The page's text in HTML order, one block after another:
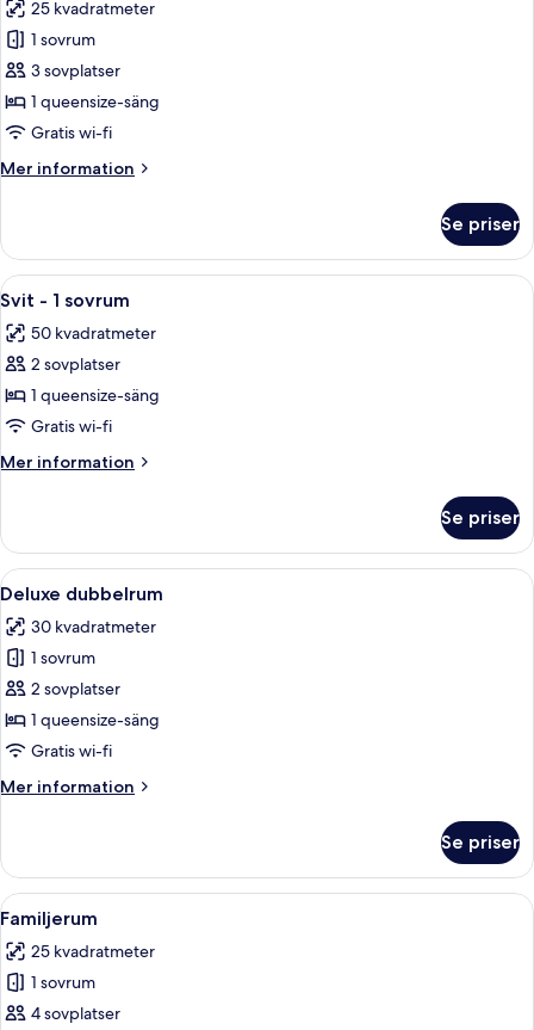
foton
för
Superior
dubbelrum
25 kvadratmeter
1 sovrum
3 sovplatser
1 queensize-säng
Gratis wi-fi
Mer information
Mer
dubbelrum
Se priser
Öppna
alla
foton
för
Svit
-
1
sovrum
Ett modernt hotellrum med en
18
Svit - 1 sovrum
50 kvadratmeter
2 sovplatser
1 queensize-säng
Gratis wi-fi
Mer information
Mer
-
sovrum
Se priser
Öppna
alla
foton
för
Deluxe
dubbelrum
Ett modernt hotellrum med en
10
Deluxe dubbelrum
30 kvadratmeter
1 sovrum
2 sovplatser
1 queensize-säng
Gratis wi-fi
Mer information
Mer
dubbelrum
Se priser
Öppna
alla
foton
för
Familjerum
Ett hotellrum med två sängar, ett
12
Familjerum
25 kvadratmeter
1 sovrum
4 sovplatser